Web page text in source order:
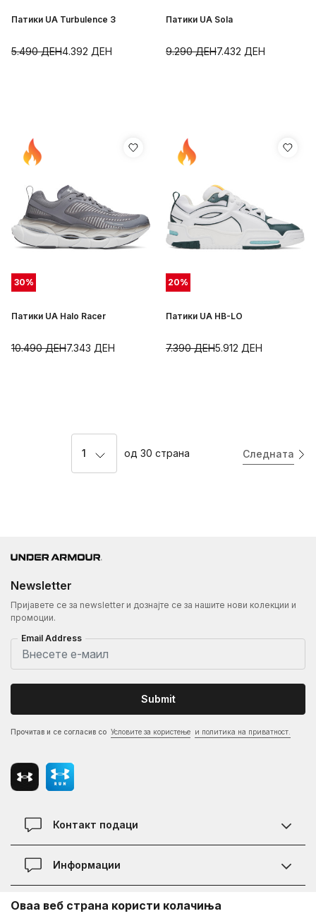
Патики UA Turbulence 3
4.392 ДЕН
5.490ДЕН
Патики UA Sola
7.432 ДЕН
9.290ДЕН
30%
Патики UA Halo Racer
7.343 ДЕН
10.490ДЕН
20%
Патики UA HB-LO
5.912 ДЕН
7.390ДЕН
1 од 30 страна Следната
Newsletter
Пријавете се за newsletter и дознајте се за нашите нови колекции и
промоции.
Email Address
Submit
Прочитав и се согласив со Условите за користење и политика на приватност.
Контакт подаци
Контакт
Информации
Информации за Under Armour
Оваа веб страна користи колачиња